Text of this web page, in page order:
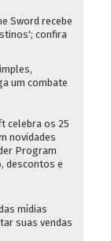
Sword recebe
confira
um combate
celebra os 25
novidades
Program
descontos e
mídias
suas vendas